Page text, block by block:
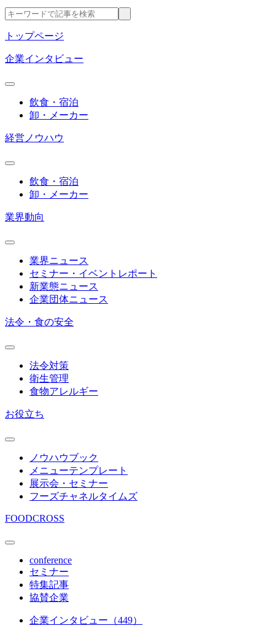
トップページ
企業インタビュー
飲食・宿泊
卸・メーカー
経営ノウハウ
飲食・宿泊
卸・メーカー
業界動向
業界ニュース
セミナー・イベントレポート
新業態ニュース
企業団体ニュース
法令・食の安全
法令対策
衛生管理
食物アレルギー
お役立ち
ノウハウブック
メニューテンプレート
展示会・セミナー
フーズチャネルタイムズ
FOODCROSS
conference
セミナー
特集記事
協賛企業
企業インタビュー（449）